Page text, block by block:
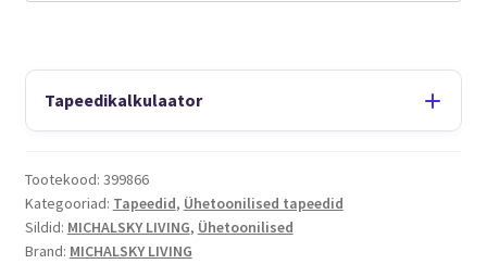
Tapeedikalkulaator
Tootekood: 399866
Kategooriad: Tapeedid, Ühetoonilised tapeedid
Sildid: MICHALSKY LIVING, Ühetoonilised
Brand: MICHALSKY LIVING